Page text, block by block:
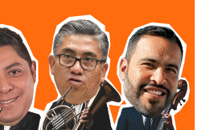
ahora da paso a una
y atractiva, con más de 3 mil
y más de mil metros
diseñada para ofrecer áreas
deporte, convivencia y recreación
Este complejo laboral
médica gratuita con